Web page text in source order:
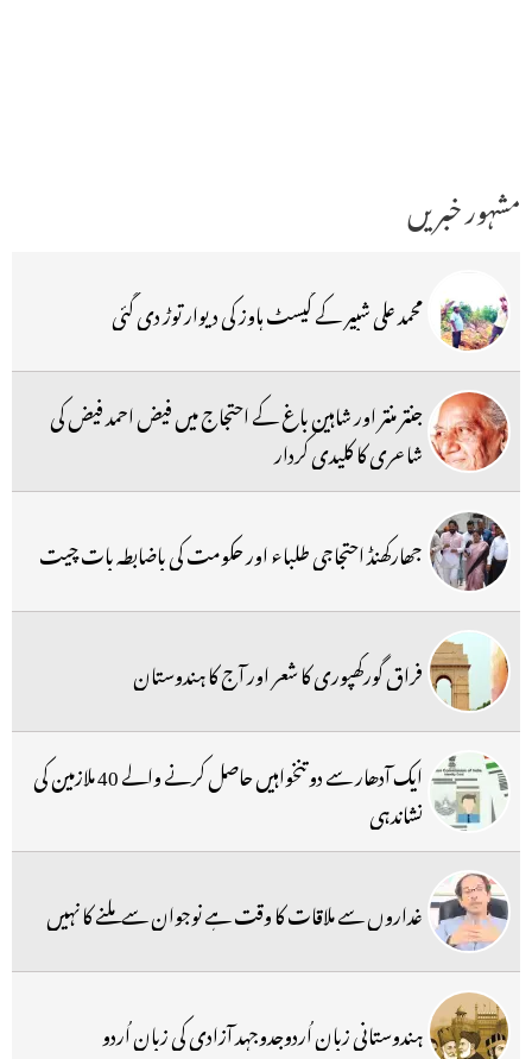
مشہور خبریں
محمد علی شبیر کے گیسٹ ہاوز کی دیوار توڑ دی گئی
جنتر منتر اور شاہین باغ کے احتجاج میں فیض احمد فیض کی
شاعری کا کلیدی کردار
جھارکھنڈ احتجاجی طلباء اور حکومت کی باضابطہ بات چیت
فراق گورکھپوری کا شعر اور آج کا ہندوستان
ایک آدھار سے دو تنخواہیں حاصل کرنے والے 40 ملازمین کی
نشاندہی
غداروں سے ملاقات کا وقت ہے نوجوان سے ملنے کا نہیں
ہندوستانی زبان اُردوجدوجہد آزادی کی زبان اُردو